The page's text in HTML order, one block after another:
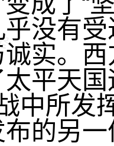
没有
实。
太平天
中所发
的另